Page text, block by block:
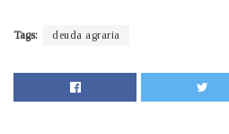
Tags: deuda agraria